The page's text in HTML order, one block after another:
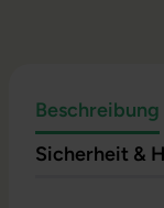
Beschreibung
Sicherheit &